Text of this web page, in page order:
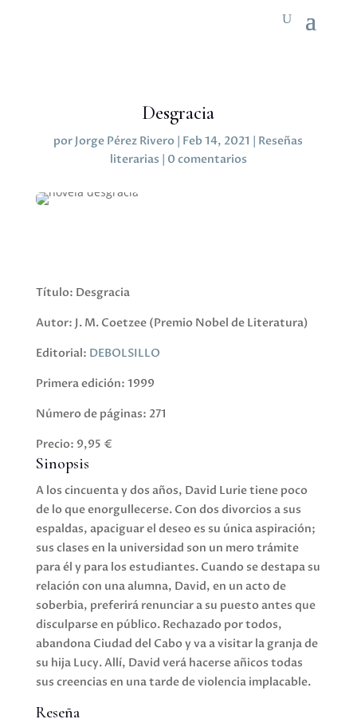
Desgracia
por Jorge Pérez Rivero | Feb 14, 2021 | Reseñas
literarias | 0 comentarios
Título: Desgracia
Autor: J. M. Coetzee (Premio Nobel de Literatura)
Editorial: DEBOLSILLO
Primera edición: 1999
Número de páginas: 271
Precio: 9,95 €
Sinopsis
A los cincuenta y dos años, David Lurie tiene poco
de lo que enorgullecerse. Con dos divorcios a sus
espaldas, apaciguar el deseo es su única aspiración;
sus clases en la universidad son un mero trámite
para él y para los estudiantes. Cuando se destapa su
relación con una alumna, David, en un acto de
soberbia, preferirá renunciar a su puesto antes que
disculparse en público. Rechazado por todos,
abandona Ciudad del Cabo y va a visitar la granja de
su hija Lucy. Allí, David verá hacerse añicos todas
sus creencias en una tarde de violencia implacable.
Reseña